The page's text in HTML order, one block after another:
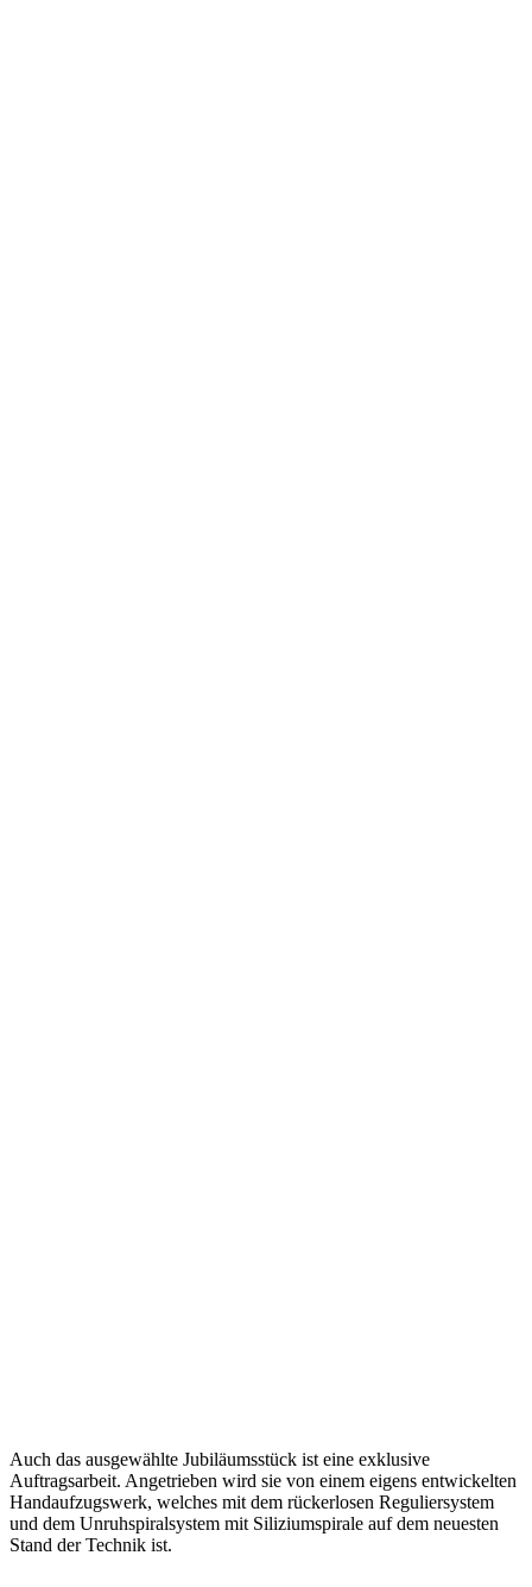
Auch das ausgewählte Jubiläumsstück ist eine exklusive
Auftragsarbeit. Angetrieben wird sie von einem eigens entwickelten
Handaufzugswerk, welches mit dem rückerlosen Reguliersystem
und dem Unruhspiralsystem mit Siliziumspirale auf dem neuesten
Stand der Technik ist.